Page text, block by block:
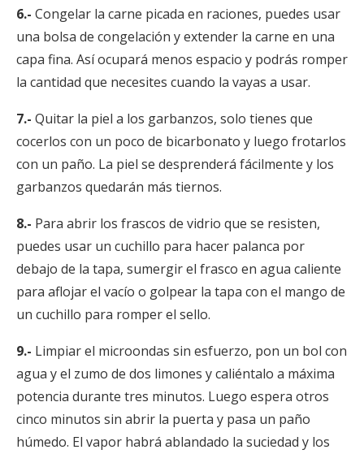
6.- Congelar la carne picada en raciones, puedes usar
una bolsa de congelación y extender la carne en una
capa fina. Así ocupará menos espacio y podrás romper
la cantidad que necesites cuando la vayas a usar.
7.- Quitar la piel a los garbanzos, solo tienes que
cocerlos con un poco de bicarbonato y luego frotarlos
con un paño. La piel se desprenderá fácilmente y los
garbanzos quedarán más tiernos.
8.- Para abrir los frascos de vidrio que se resisten,
puedes usar un cuchillo para hacer palanca por
debajo de la tapa, sumergir el frasco en agua caliente
para aflojar el vacío o golpear la tapa con el mango de
un cuchillo para romper el sello.
9.- Limpiar el microondas sin esfuerzo, pon un bol con
agua y el zumo de dos limones y caliéntalo a máxima
potencia durante tres minutos. Luego espera otros
cinco minutos sin abrir la puerta y pasa un paño
húmedo. El vapor habrá ablandado la suciedad y los